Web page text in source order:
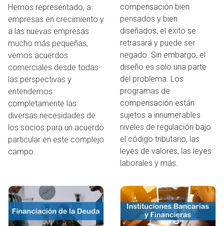
Hemos representado, a
empresas en crecimiento y
a las nuevas empresas
mucho más pequeñas,
vemos acuerdos
comerciales desde todas
las perspectivas y
entendemos
completamente las
diversas necesidades de
los socios para un acuerdo
particular en este complejo
campo.
compensación bien
pensados ​​y bien
diseñados, el éxito se
retrasará y puede ser
negado. Sin embargo, el
diseño es solo una parte
del problema. Los
programas de
compensación están
sujetos a innumerables
niveles de regulación bajo
el código tributario, las
leyes de valores, las leyes
laborales y más.